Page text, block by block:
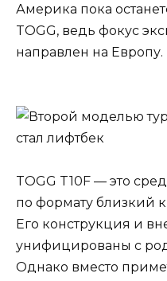
Америка пока
TOGG, ведь фокус
направлен на Европу.
TOGG T10F — это
по формату близкий
Его конструкция и
унифицированы с
Однако вместо